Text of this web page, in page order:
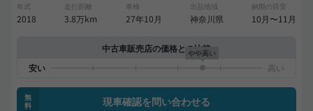
年式
2018
走行距離
3.8万km
車検
27年10月
出品地域
神奈川県
納期の目安
10月〜11月
中古車販売店の価格との比較
やや高い
無
料
現車確認を問い合わせる